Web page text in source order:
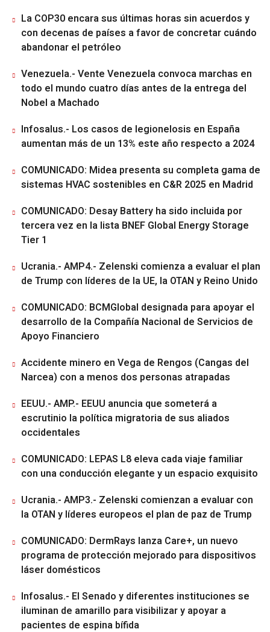
La COP30 encara sus últimas horas sin acuerdos y
con decenas de países a favor de concretar cuándo
abandonar el petróleo
Venezuela.- Vente Venezuela convoca marchas en
todo el mundo cuatro días antes de la entrega del
Nobel a Machado
Infosalus.- Los casos de legionelosis en España
aumentan más de un 13% este año respecto a 2024
COMUNICADO: Midea presenta su completa gama de
sistemas HVAC sostenibles en C&R 2025 en Madrid
COMUNICADO: Desay Battery ha sido incluida por
tercera vez en la lista BNEF Global Energy Storage
Tier 1
Ucrania.- AMP4.- Zelenski comienza a evaluar el plan
de Trump con líderes de la UE, la OTAN y Reino Unido
COMUNICADO: BCMGlobal designada para apoyar el
desarrollo de la Compañía Nacional de Servicios de
Apoyo Financiero
Accidente minero en Vega de Rengos (Cangas del
Narcea) con a menos dos personas atrapadas
EEUU.- AMP.- EEUU anuncia que someterá a
escrutinio la política migratoria de sus aliados
occidentales
COMUNICADO: LEPAS L8 eleva cada viaje familiar
con una conducción elegante y un espacio exquisito
Ucrania.- AMP3.- Zelenski comienzan a evaluar con
la OTAN y líderes europeos el plan de paz de Trump
COMUNICADO: DermRays lanza Care+, un nuevo
programa de protección mejorado para dispositivos
láser domésticos
Infosalus.- El Senado y diferentes instituciones se
iluminan de amarillo para visibilizar y apoyar a
pacientes de espina bífida